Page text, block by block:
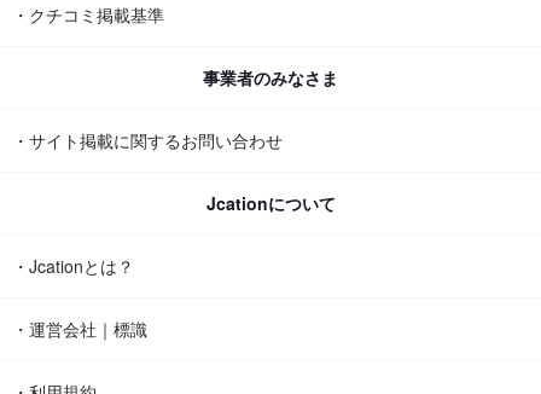
・クチコミ掲載基準
事業者のみなさま
・サイト掲載に関するお問い合わせ
Jcationについて
・Jcationとは？
・運営会社｜標識